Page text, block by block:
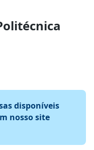
disponíveis
nosso site